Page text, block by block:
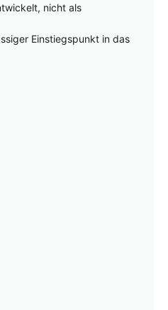
nicht als
Einstiegspunkt in das